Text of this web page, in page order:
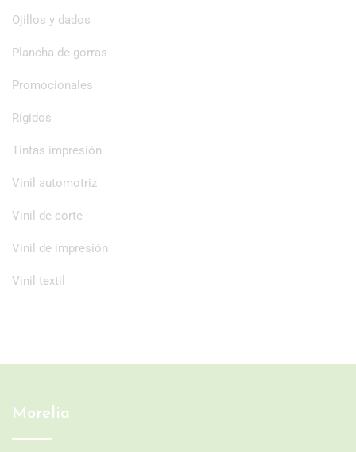
Ojillos y dados
Plancha de gorras
Promocionales
Rígidos
Tintas impresión
Vinil automotriz
Vinil de corte
Vinil de impresión
Vinil textil
Morelia